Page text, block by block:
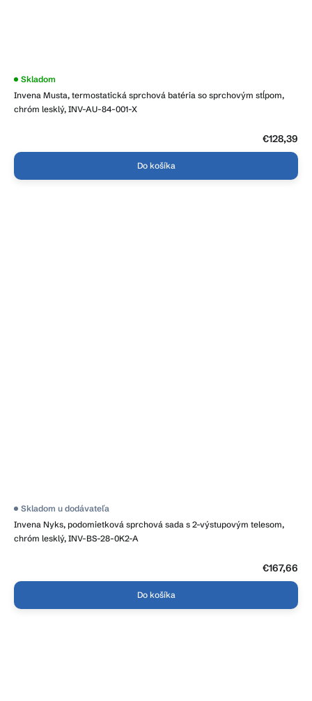
Invena Musta, termostatická sprchová batéria so sprchovým stĺpom,
chróm lesklý, INV-AU-84-001-X
Priemerné
produktu
je
Skladom
€128,39
Do košíka
Invena Nyks, podomietková sprchová sada s 2-výstupovým telesom,
chróm lesklý, INV-BS-28-0K2-A
Skladom u dodávateľa
€167,66
Do košíka